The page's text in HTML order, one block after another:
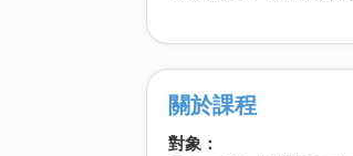
關於課程
對象：